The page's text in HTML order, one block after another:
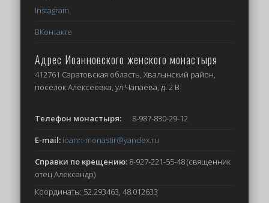
Instagram
ВКонтакте
Адрес Иоанновского женского монастыря
412761 Саратовская область, Хвалынский район,
поселок Алексеевка, ул.Чапаева, д. 2 В
Телефон монастыря:
8-987-830-29-12
E-mail: ioann-monastir@yandex.ru
Справки по крещению: 8-927-221-55-48 (священник
отец Александр)
Координаты: 52.293463, 48.012633